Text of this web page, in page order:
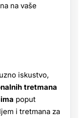
na vaše
iskustvo,
tretmana
poput
i tretmana za